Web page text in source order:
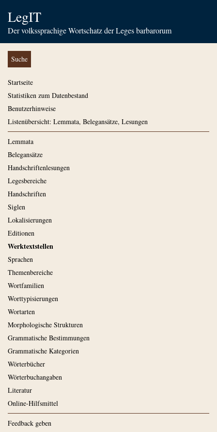
LegIT
Der volkssprachige Wortschatz der Leges barbarorum
Suche
Startseite
Statistiken zum Datenbestand
Benutzerhinweise
Listenübersicht: Lemmata, Belegansätze, Lesungen
Lemmata
Belegansätze
Handschriftenlesungen
Legesbereiche
Handschriften
Siglen
Lokalisierungen
Editionen
Werktextstellen
Sprachen
Themenbereiche
Wortfamilien
Worttypisierungen
Wortarten
Morphologische Strukturen
Grammatische Bestimmungen
Grammatische Kategorien
Wörterbücher
Wörterbuchangaben
Literatur
Online-Hilfsmittel
Feedback geben